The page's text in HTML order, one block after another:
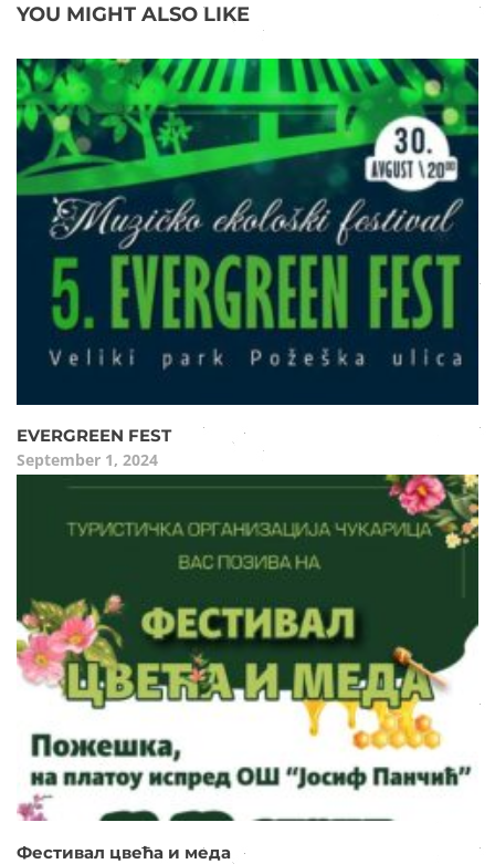
YOU MIGHT ALSO LIKE
EVERGREEN FEST
September 1, 2024
Фестивал цвећа и меда